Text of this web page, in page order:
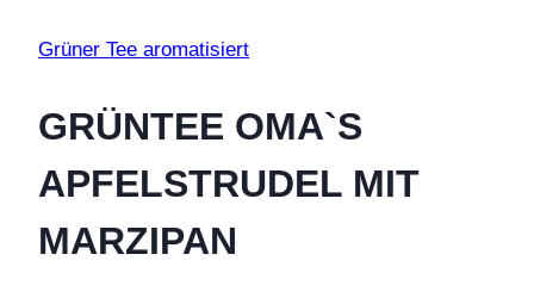
Grüner Tee aromatisiert
GRÜNTEE OMA`S
APFELSTRUDEL MIT
MARZIPAN